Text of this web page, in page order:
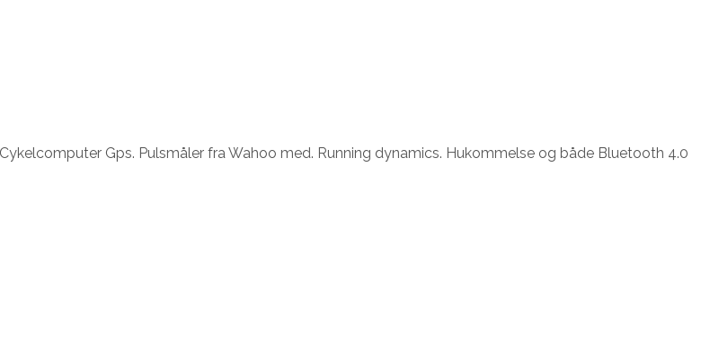
Gps. Pulsmåler fra Wahoo med. Running dynamics. Hukommelse og både Bluetooth 4.0